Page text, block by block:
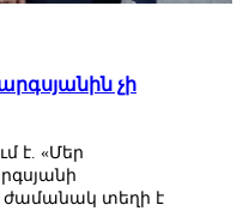
չի
է. «Մեր
ժամանակ տեղի է